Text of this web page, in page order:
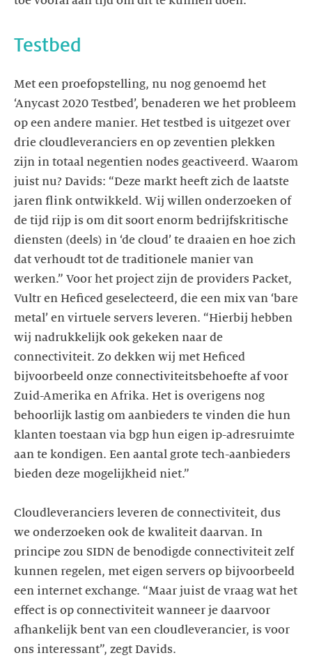
Met een proefopstelling, nu nog genoemd het
‘Anycast 2020 Testbed’, benaderen we het probleem
op een andere manier. Het testbed is uitgezet over
drie cloudleveranciers en op zeventien plekken
zijn in totaal negentien nodes geactiveerd. Waarom
juist nu? Davids: “Deze markt heeft zich de laatste
jaren flink ontwikkeld. Wij willen onderzoeken of
de tijd rijp is om dit soort enorm bedrijfskritische
diensten (deels) in ‘de cloud’ te draaien en hoe zich
dat verhoudt tot de traditionele manier van
werken.” Voor het project zijn de providers Packet,
Vultr en Heficed geselecteerd, die een mix van ‘bare
metal’ en virtuele servers leveren. “Hierbij hebben
wij nadrukkelijk ook gekeken naar de
connectiviteit. Zo dekken wij met Heficed
bijvoorbeeld onze connectiviteitsbehoefte af voor
Zuid-Amerika en Afrika. Het is overigens nog
behoorlijk lastig om aanbieders te vinden die hun
klanten toestaan via bgp hun eigen ip-adresruimte
aan te kondigen. Een aantal grote tech-aanbieders
bieden deze mogelijkheid niet.”
Cloudleveranciers leveren de connectiviteit, dus
we onderzoeken ook de kwaliteit daarvan. In
principe zou SIDN de benodigde connectiviteit zelf
kunnen regelen, met eigen servers op bijvoorbeeld
een internet exchange. “Maar juist de vraag wat het
effect is op connectiviteit wanneer je daarvoor
afhankelijk bent van een cloudleverancier, is voor
ons interessant”, zegt Davids.